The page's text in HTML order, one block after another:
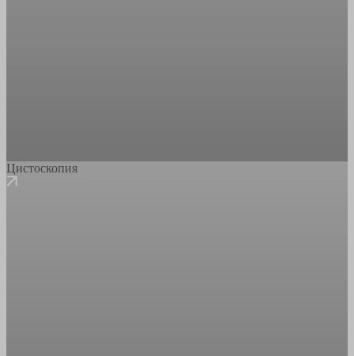
Цистоскопия